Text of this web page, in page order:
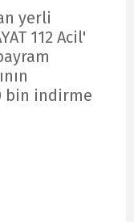
yerli
112 Acil'
bin indirme